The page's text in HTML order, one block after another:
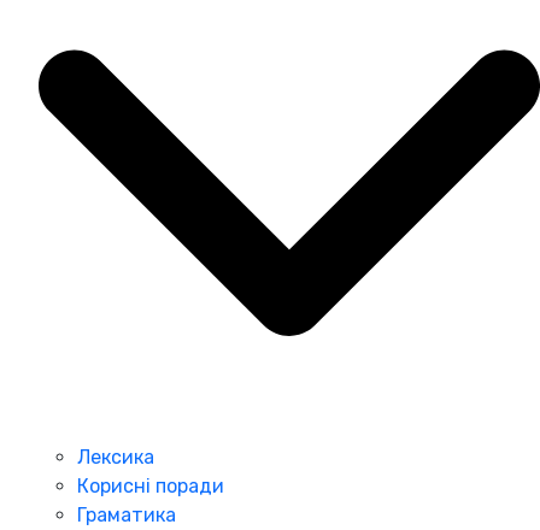
Лексика
Корисні поради
Граматика